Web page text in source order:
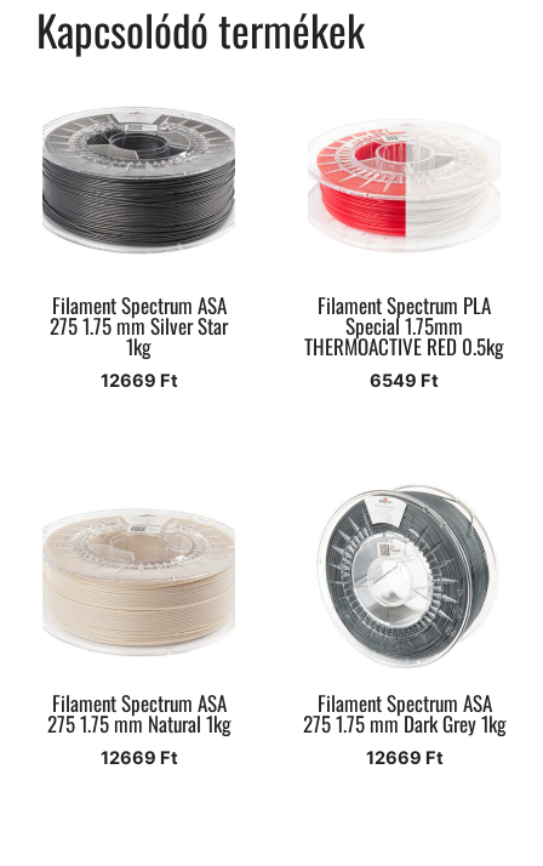
Kapcsolódó termékek
Filament Spectrum ASA
275 1.75 mm Silver Star
1kg
12669 Ft
Filament Spectrum PLA
Special 1.75mm
THERMOACTIVE RED 0.5kg
6549 Ft
Filament Spectrum ASA
275 1.75 mm Natural 1kg
12669 Ft
Filament Spectrum ASA
275 1.75 mm Dark Grey 1kg
12669 Ft